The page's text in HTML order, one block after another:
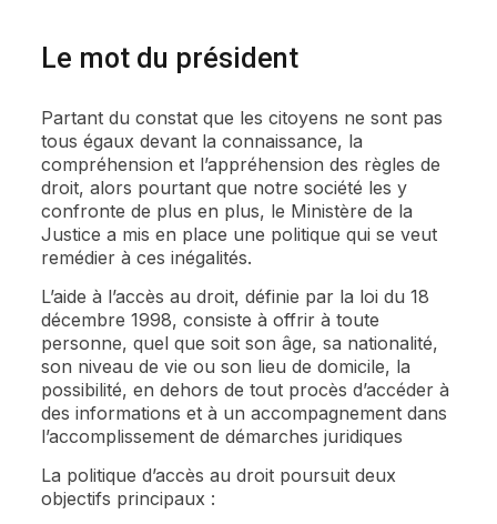
Le mot du président
Partant du constat que les citoyens ne sont pas
tous égaux devant la connaissance, la
compréhension et l’appréhension des règles de
droit, alors pourtant que notre société les y
confronte de plus en plus, le Ministère de la
Justice a mis en place une politique qui se veut
remédier à ces inégalités.
L’aide à l’accès au droit, définie par la loi du 18
décembre 1998, consiste à offrir à toute
personne, quel que soit son âge, sa nationalité,
son niveau de vie ou son lieu de domicile, la
possibilité, en dehors de tout procès d’accéder à
des informations et à un accompagnement dans
l’accomplissement de démarches juridiques
La politique d’accès au droit poursuit deux
objectifs principaux :